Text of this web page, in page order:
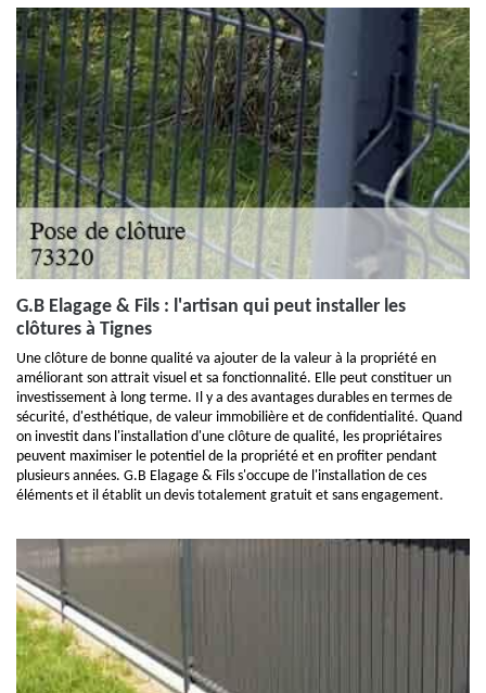
G.B Elagage & Fils : l'artisan qui peut installer les
clôtures à Tignes
Une clôture de bonne qualité va ajouter de la valeur à la propriété en
améliorant son attrait visuel et sa fonctionnalité. Elle peut constituer un
investissement à long terme. Il y a des avantages durables en termes de
sécurité, d'esthétique, de valeur immobilière et de confidentialité. Quand
on investit dans l'installation d'une clôture de qualité, les propriétaires
peuvent maximiser le potentiel de la propriété et en profiter pendant
plusieurs années. G.B Elagage & Fils s'occupe de l'installation de ces
éléments et il établit un devis totalement gratuit et sans engagement.